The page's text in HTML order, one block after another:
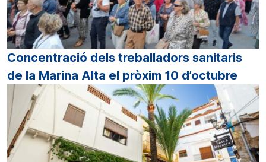
Concentració dels treballadors sanitaris
de la Marina Alta el pròxim 10 d’octubre